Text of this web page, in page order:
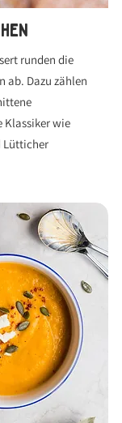
runden die
ab. Dazu zählen
Klassiker wie
Lütticher